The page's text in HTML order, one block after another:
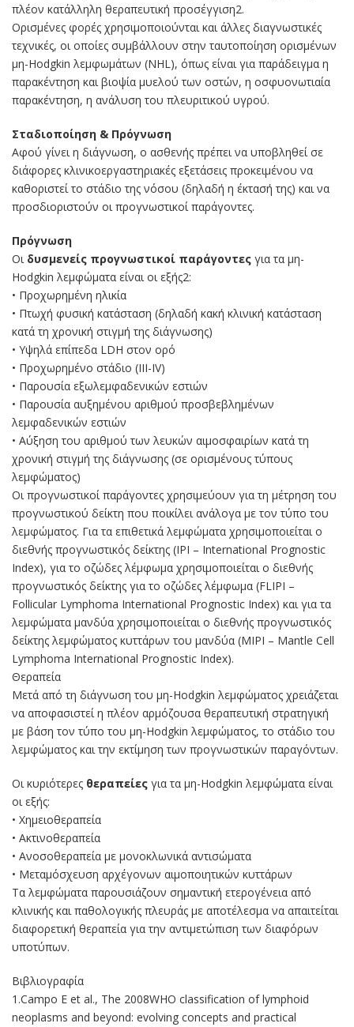
πλέον κατάλληλη θεραπευτική προσέγγιση2.
Ορισμένες φορές χρησιμοποιούνται και άλλες διαγνωστικές
τεχνικές, οι οποίες συμβάλλουν στην ταυτοποίηση ορισμένων
μη-Hodgkin λεμφωμάτων (ΝHL), όπως είναι για παράδειγμα η
παρακέντηση και βιοψία μυελού των οστών, η οσφυονωτιαία
παρακέντηση, η ανάλυση του πλευριτικού υγρού.
Σταδιοποίηση & Πρόγνωση
Αφού γίνει η διάγνωση, ο ασθενής πρέπει να υποβληθεί σε
διάφορες κλινικοεργαστηριακές εξετάσεις προκειμένου να
καθοριστεί το στάδιο της νόσου (δηλαδή η έκτασή της) και να
προσδιοριστούν οι προγνωστικοί παράγοντες.
Πρόγνωση
Οι δυσμενείς προγνωστικοί παράγοντες για τα μη-
Hodgkin λεμφώματα είναι οι εξής2:
• Προχωρημένη ηλικία
• Πτωχή φυσική κατάσταση (δηλαδή κακή κλινική κατάσταση
κατά τη χρονική στιγμή της διάγνωσης)
• Υψηλά επίπεδα LDH στον ορό
• Προχωρημένο στάδιο (III-IV)
• Παρουσία εξωλεμφαδενικών εστιών
• Παρουσία αυξημένου αριθμού προσβεβλημένων
λεμφαδενικών εστιών
• Αύξηση του αριθμού των λευκών αιμοσφαιρίων κατά τη
χρονική στιγμή της διάγνωσης (σε ορισμένους τύπους
λεμφώματος)
Οι προγνωστικοί παράγοντες χρησιμεύουν για τη μέτρηση του
προγνωστικού δείκτη που ποικίλει ανάλογα με τον τύπο του
λεμφώματος. Για τα επιθετικά λεμφώματα χρησιμοποιείται ο
διεθνής προγνωστικός δείκτης (IPI – International Prognostic
Index), για το οζώδες λέμφωμα χρησιμοποιείται ο διεθνής
προγνωστικός δείκτης για το οζώδες λέμφωμα (FLIPI –
Follicular Lymphoma International Prognostic Index) και για τα
λεμφώματα μανδύα χρησιμοποιείται ο διεθνής προγνωστικός
δείκτης λεμφώματος κυττάρων του μανδύα (MIPI – Mantle Cell
Lymphoma International Prognostic Index).
Θεραπεία
Μετά από τη διάγνωση του μη-Hodgkin λεμφώματος χρειάζεται
να αποφασιστεί η πλέον αρμόζουσα θεραπευτική στρατηγική
με βάση τον τύπο του μη-Hodgkin λεμφώματος, το στάδιο του
λεμφώματος και την εκτίμηση των προγνωστικών παραγόντων.
Οι κυριότερες θεραπείες για τα μη-Hodgkin λεμφώματα είναι
οι εξής:
• Χημειοθεραπεία
• Ακτινοθεραπεία
• Ανοσοθεραπεία με μονοκλωνικά αντισώματα
• Μεταμόσχευση αρχέγονων αιμοποιητικών κυττάρων
Τα λεμφώματα παρουσιάζουν σημαντική ετερογένεια από
κλινικής και παθολογικής πλευράς με αποτέλεσμα να απαιτείται
διαφορετική θεραπεία για την αντιμετώπιση των διαφόρων
υποτύπων.
Βιβλιογραφία
1.Campo E et al., The 2008WHO classification of lymphoid
neoplasms and beyond: evolving concepts and practical